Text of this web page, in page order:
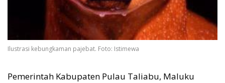
Ilustrasi kebungkaman pajebat. Foto: Istimewa
Pemerintah Kabupaten Pulau Taliabu, Maluku